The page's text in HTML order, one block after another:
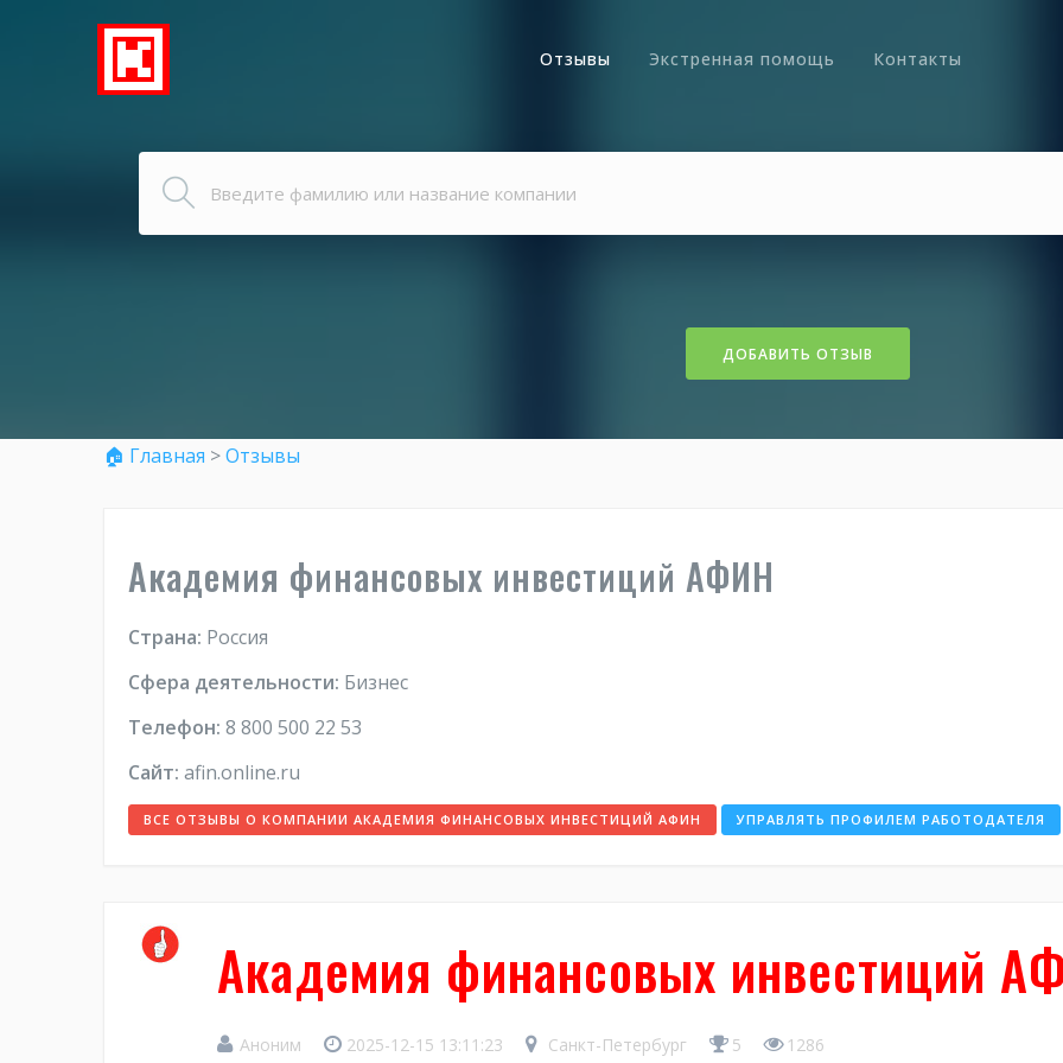
Отзывы Экстренная помощь Контакты
ДОБАВИТЬ ОТЗЫВ
🏠 Главная >Отзывы
Академия финансовых инвестиций АФИН
Страна: Россия
Сфера деятельности: Бизнес
Телефон: 8 800 500 22 53
Сайт: afin.online.ru
ВСЕ ОТЗЫВЫ О КОМПАНИИ АКАДЕМИЯ ФИНАНСОВЫХ ИНВЕСТИЦИЙ АФИН УПРАВЛЯТЬ ПРОФИЛЕМ РАБОТОДАТЕЛЯ
Академия финансовых инвестиций
Аноним 2025-12-15 13:11:23 Санкт-Петербург 5 1286